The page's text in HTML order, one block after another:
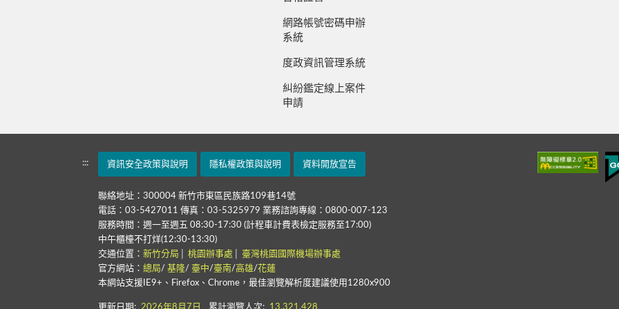
網路帳號密碼申辦
系統
度政資訊管理系統
糾紛鑑定線上案件
申請
::: 資訊安全政策與說明 隱私權政策與說明 資料開放宣告
聯絡地址：300004 新竹市東區民族路109巷14號
電話：03-5427011 傳真：03-5325979 業務諮詢專線：0800-007-123
服務時間：週一至週五 08:30-17:30 (計程車計費表檢定服務至17:00)
中午櫃檯不打烊(12:30-13:30)
交通位置： 新竹分局 桃園辦事處
臺灣桃園國際機場辦事處
官方網站： 總局/ 基隆/ 臺中/臺南/高雄/花蓮
本網站支援IE9+、Firefox、Chrome，最佳瀏覽解析度建議使用1280x900